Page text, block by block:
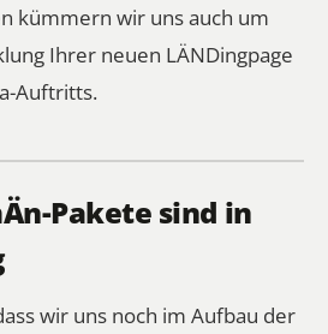
kümmern wir uns auch um
Ihrer neuen LÄNDingpage
Auftritts.
Pakete sind in
wir uns noch im Aufbau der